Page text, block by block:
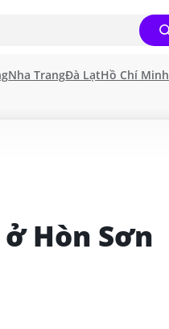
Nha TrangĐà LạtHồ Chí Minh
Hòn Sơn